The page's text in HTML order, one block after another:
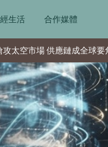
生活 合作媒體
全球要角新星 美